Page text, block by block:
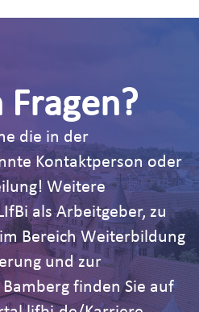
Fragen?
die in der
Kontaktperson oder
Weitere
als Arbeitgeber, zu
Bereich Weiterbildung
und zur
finden Sie auf